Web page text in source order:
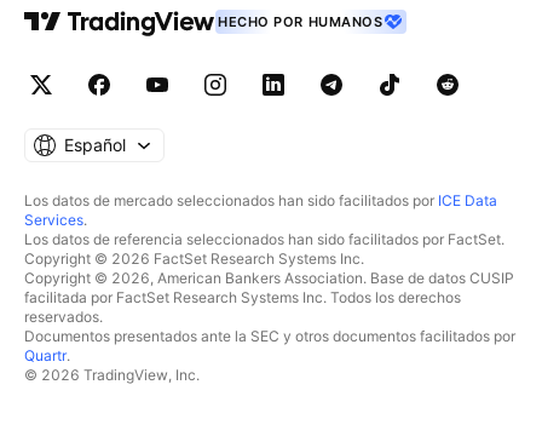
HECHO POR HUMANOS
Español
Los datos de mercado seleccionados han sido facilitados por ICE Data
Services.
Los datos de referencia seleccionados han sido facilitados por FactSet.
Copyright © 2026 FactSet Research Systems Inc.
Copyright © 2026, American Bankers Association. Base de datos CUSIP
facilitada por FactSet Research Systems Inc. Todos los derechos
reservados.
Documentos presentados ante la SEC y otros documentos facilitados por
Quartr.
© 2026 TradingView, Inc.